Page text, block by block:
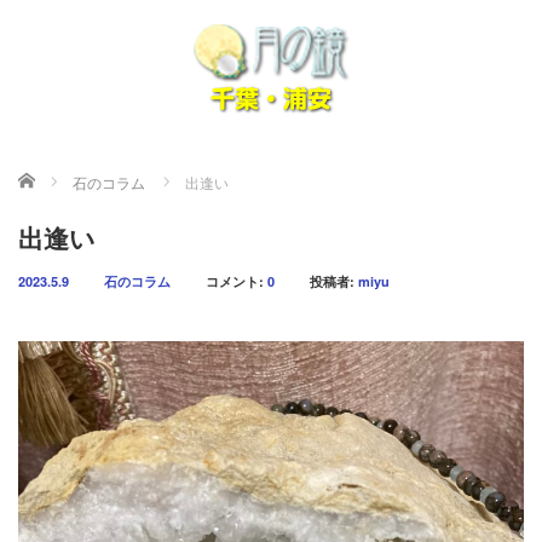
ホーム 石のコラム 出逢い
出逢い
2023.5.9 石のコラム コメント: 0 投稿者: miyu